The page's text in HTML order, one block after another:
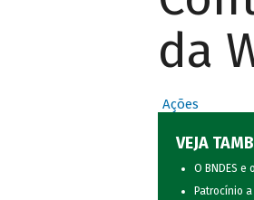
da
Ações
VEJA
O BNDES e
Patrocínio